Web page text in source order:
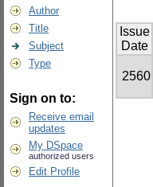
Author
Title
Subject
Type
Sign on to:
Receive email
updates
My DSpace
authorized users
Edit Profile
Issue
Date
2560